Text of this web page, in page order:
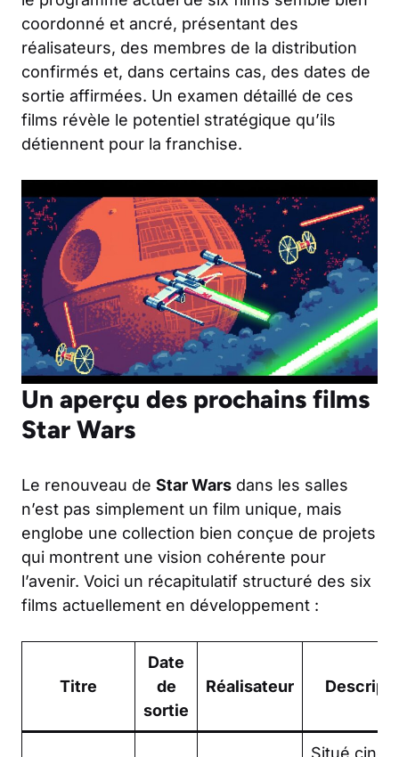
coordonné et ancré, présentant des
réalisateurs, des membres de la distribution
confirmés et, dans certains cas, des dates de
sortie affirmées. Un examen détaillé de ces
films révèle le potentiel stratégique qu’ils
détiennent pour la franchise.
Un aperçu des prochains films
Star Wars
Le renouveau de Star Wars dans les salles
n’est pas simplement un film unique, mais
englobe une collection bien conçue de projets
qui montrent une vision cohérente pour
l’avenir. Voici un récapitulatif structuré des six
films actuellement en développement :
Titre
Date
de
sortie
Réalisateur
Situé cinq